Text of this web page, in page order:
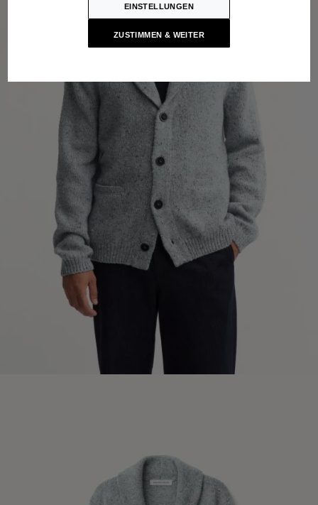
EINSTELLUNGEN
ZUSTIMMEN & WEITER